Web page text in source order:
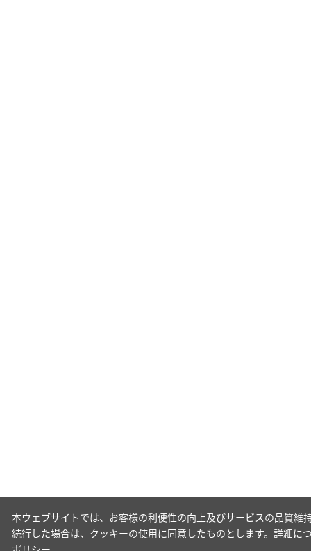
本ウェブサイトでは、お客様の利便性の向上及びサービスの品質
続行した場合は、クッキーの使用に同意したものとします。詳細